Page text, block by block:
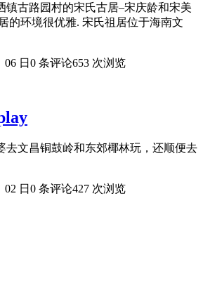
镇古路园村的宋氏古居–宋庆龄和宋美
的环境很优雅. 宋氏祖居位于海南文
06 日 0 条评论653 次浏览
去文昌铜鼓岭和东郊椰林玩，还顺便去
02 日 0 条评论427 次浏览